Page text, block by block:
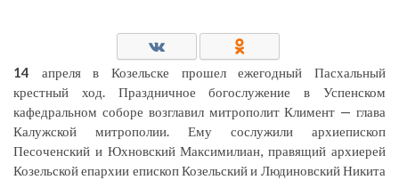
14 апреля в Козельске прошел ежегодный Пасхальный
крестный ход. Праздничное богослужение в Успенском
кафедральном соборе возглавил митрополит Климент — глава
Калужской митрополии. Ему сослужили архиепископ
Песоченский и Юхновский Максимилиан, правящий архиерей
Козельской епархии епископ Козельский и Людиновский Никита